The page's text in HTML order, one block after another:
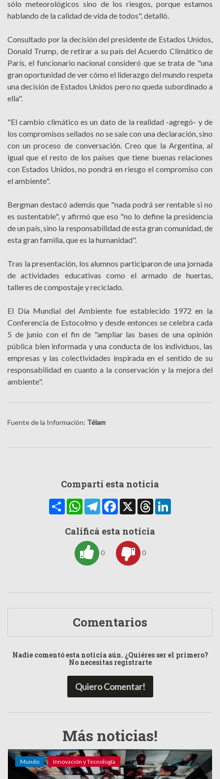
sólo meteorológicos sino de los riesgos, porque estamos
hablando de la calidad de vida de todos", detalló.
Consultado por la decisión del presidente de Estados Unidos,
Donald Trump, de retirar a su país del Acuerdo Climático de
París, el funcionario nacional consideró que se trata de "una
gran oportunidad de ver cómo el liderazgo del mundo respeta
una decisión de Estados Unidos pero no queda subordinado a
ella".
"El cambio climático es un dato de la realidad -agregó- y de
los compromisos sellados no se sale con una declaración, sino
con un proceso de conversación. Creo que la Argentina, al
igual que el resto de los países que tiene buenas relaciones
con Estados Unidos, no pondrá en riesgo el compromiso con
el ambiente".
Bergman destacó además que "nada podrá ser rentable si no
es sustentable", y afirmó que eso "no lo define la presidencia
de un país, sino la responsabilidad de esta gran comunidad, de
esta gran familia, que es la humanidad".
Tras la presentación, los alumnos participaron de una jornada
de actividades educativas como el armado de huertas,
talleres de compostaje y reciclado.
El Día Mundial del Ambiente fue establecido 1972 en la
Conferencia de Estocolmo y desde entonces se celebra cada
5 de junio con el fin de "ampliar las bases de una opinión
pública bien informada y una conducta de los individuos, las
empresas y las colectividades inspirada en el sentido de su
responsabilidad en cuanto a la conservación y la mejora del
ambiente".
Fuente de la Información: Télam
Compartí esta noticia
CompartirWhatsAppTelegramFacebook
X Threads
Calificá esta noticia
0 0
Comentarios
Nadie comentó esta noticia aún. ¿Quiéres ser el primero?
No necesitas registrarte
Quiero Comentar!
Más noticias!
Mundo Innovación y Tecnología